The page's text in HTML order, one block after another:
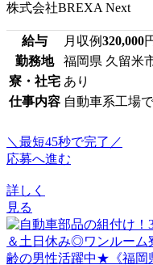
株式会社BREXA Next
給与 月収例320,000
勤務地
福岡県 久留米
寮・社宅 あり
仕事内容 自動車系工場
＼最短45秒で完了／
応募へ進む
詳しく
見る